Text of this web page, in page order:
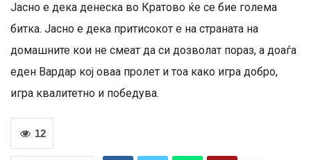
Јасно е дека денеска во Кратово ќе се бие голема
битка. Јасно е дека притисокот е на страната на
домашните кои не смеат да си дозволат пораз, а доаѓа
еден Вардар кој оваа пролет и тоа како игра добро,
игра квалитетно и победува.
12